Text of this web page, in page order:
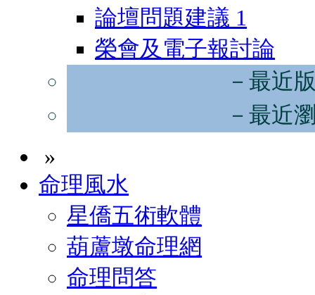
論壇問題建議 1
榮會及電子報討論
－最近
－最近
»
命理風水
星僑五術軟體
葫蘆墩命理網
命理問答